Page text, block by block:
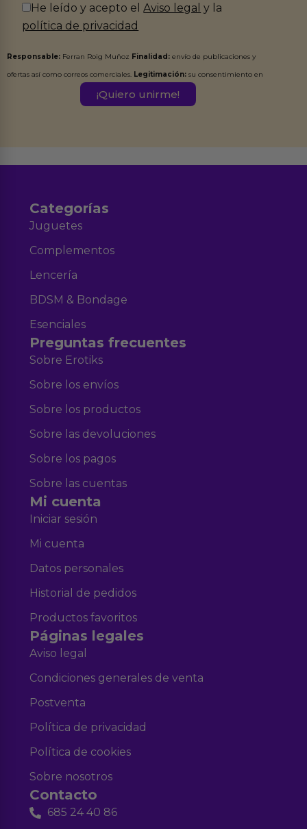
He leído y acepto elAviso legal y la
política de privacidad
Responsable: Ferran Roig Muñoz Finalidad: envío de publicaciones y
ofertas así como correos comerciales. Legitimación: su consentimiento en
Destinatarios:Ferran Roig Muñoz. Podrás ejercer tus
Categorías
Juguetes
Complementos
Lencería
BDSM & Bondage
Esenciales
Preguntas frecuentes
Sobre Erotiks
Sobre los envíos
Sobre los productos
Sobre las devoluciones
Sobre los pagos
Sobre las cuentas
Mi cuenta
Iniciar sesión
Mi cuenta
Datos personales
Historial de pedidos
Productos favoritos
Páginas legales
Aviso legal
Condiciones generales de venta
Postventa
Política de privacidad
Política de cookies
Sobre nosotros
Contacto
685 24 40 86